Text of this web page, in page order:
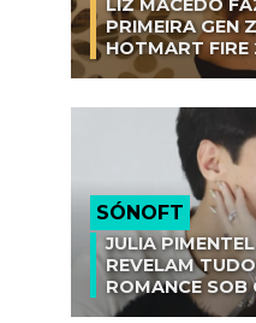
LIZ MACEDO
PRIMEIRA GEN
HOTMART
SÓNOFT
JULIA
REVELAM
ROMANCE SOB